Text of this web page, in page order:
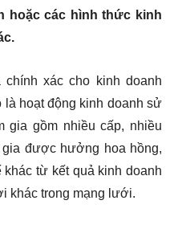
hoặc các hình thức kinh
xác cho kinh doanh
hoạt động kinh doanh sử
gia gồm nhiều cấp, nhiều
được hưởng hoa hồng,
từ kết quả kinh doanh
khác trong mạng lưới.